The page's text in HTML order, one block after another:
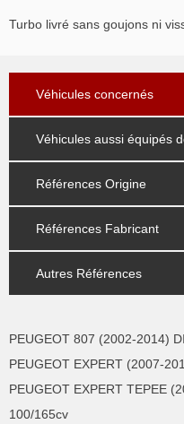
Turbo livré sans goujons ni
Véhicules concernés
Véhicules aussi équipés
Références Origine
Références Fabricant
Autres Références
PEUGEOT 807 (2002-2014)
PEUGEOT EXPERT (2007-
PEUGEOT EXPERT TEPEE
100/165cv